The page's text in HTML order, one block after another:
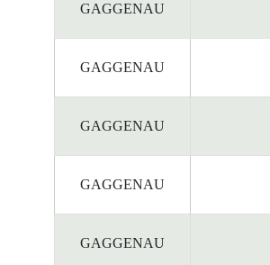
GAGGENAU
GAGGENAU
GAGGENAU
GAGGENAU
GAGGENAU